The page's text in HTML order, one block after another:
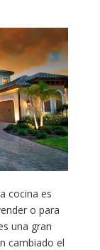
cocina es
o para
una gran
cambiado el